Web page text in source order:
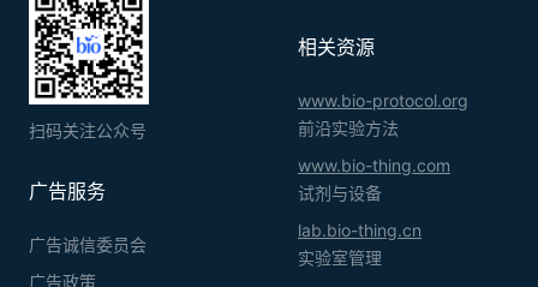
扫码关注公众号
广告服务
广告诚信委员会
广告政策
相关资源
www.bio-protocol.org
前沿实验方法
www.bio-thing.com
试剂与设备
lab.bio-thing.cn
实验室管理